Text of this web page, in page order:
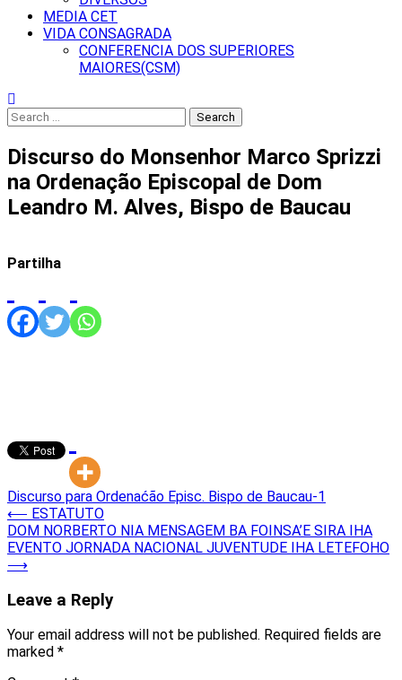
MEDIA CET
VIDA CONSAGRADA
CONFERENCIA DOS SUPERIORES
MAIORES(CSM)
Search
for:
Discurso do Monsenhor Marco Sprizzi
na Ordenação Episcopal de Dom
Leandro M. Alves, Bispo de Baucau
Partilha
Discurso para Ordenaćão Episc. Bispo de Baucau-1
Post
navigation
⟵ ESTATUTO
DOM NORBERTO NIA MENSAGEM BA FOINSA’E SIRA IHA
EVENTO JORNADA NACIONAL JUVENTUDE IHA LETEFOHO
⟶
Leave a Reply
Your email address will not be published. Required fields are
marked *